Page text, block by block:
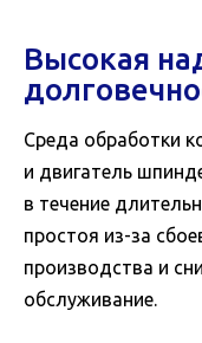
Высокая
Среда обработки
и двигатель
в течение
простоя из-за
производства и
обслуживание.